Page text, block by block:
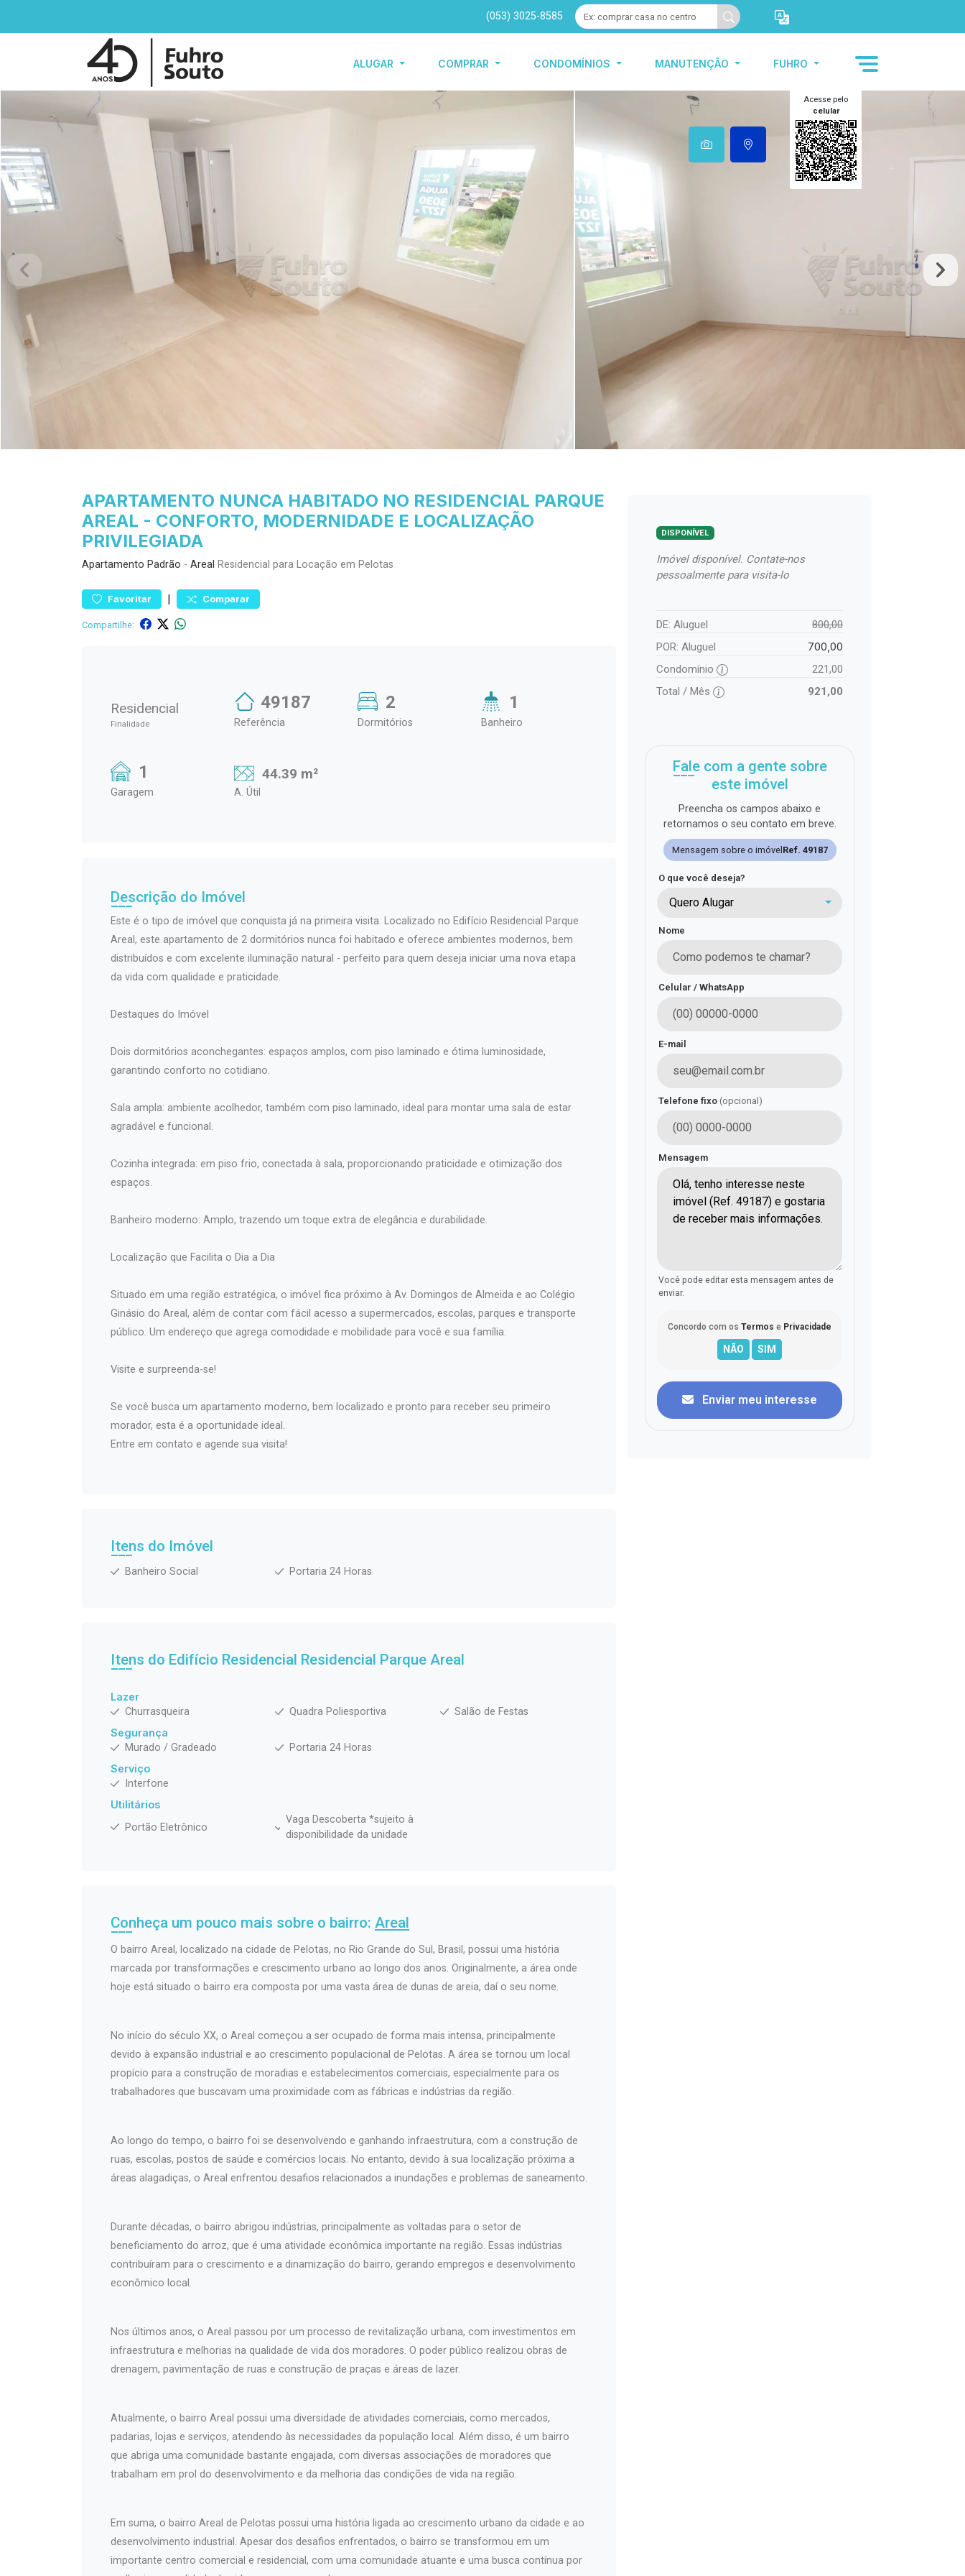
(053) 3025-8585
ALUGAR COMPRAR CONDOMÍNIOS MANUTENÇÃO FUHRO
Acesse pelo
celular
APARTAMENTO NUNCA HABITADO NO RESIDENCIAL PARQUE
AREAL - CONFORTO, MODERNIDADE E LOCALIZAÇÃO
PRIVILEGIADA
Apartamento Padrão - Areal Residencial para Locação em Pelotas
Favoritar | Comparar
Compartilhe:
Residencial
Finalidade
49187
Referência
2
Dormitórios
1
Banheiro
1
Garagem
44.39 m²
A. Útil
Descrição do Imóvel
Este é o tipo de imóvel que conquista já na primeira visita. Localizado no Edifício Residencial Parque
Areal, este apartamento de 2 dormitórios nunca foi habitado e oferece ambientes modernos, bem
distribuídos e com excelente iluminação natural - perfeito para quem deseja iniciar uma nova etapa
da vida com qualidade e praticidade.
Destaques do Imóvel
Dois dormitórios aconchegantes: espaços amplos, com piso laminado e ótima luminosidade,
garantindo conforto no cotidiano.
Sala ampla: ambiente acolhedor, também com piso laminado, ideal para montar uma sala de estar
agradável e funcional.
Cozinha integrada: em piso frio, conectada à sala, proporcionando praticidade e otimização dos
espaços.
Banheiro moderno: Amplo, trazendo um toque extra de elegância e durabilidade.
Localização que Facilita o Dia a Dia
Situado em uma região estratégica, o imóvel fica próximo à Av. Domingos de Almeida e ao Colégio
Ginásio do Areal, além de contar com fácil acesso a supermercados, escolas, parques e transporte
público. Um endereço que agrega comodidade e mobilidade para você e sua família.
Visite e surpreenda-se!
Se você busca um apartamento moderno, bem localizado e pronto para receber seu primeiro
morador, esta é a oportunidade ideal.
Entre em contato e agende sua visita!
Itens do Imóvel
Banheiro Social Portaria 24 Horas
Itens do Edifício Residencial Residencial Parque Areal
Lazer
Churrasqueira
Quadra Poliesportiva
Salão de Festas
Segurança
Murado / Gradeado
Portaria 24 Horas
Serviço
Interfone
Utilitários
Portão Eletrônico
Vaga Descoberta *sujeito à
disponibilidade da unidade
Conheça um pouco mais sobre o bairro: Areal
O bairro Areal, localizado na cidade de Pelotas, no Rio Grande do Sul, Brasil, possui uma história
marcada por transformações e crescimento urbano ao longo dos anos. Originalmente, a área onde
hoje está situado o bairro era composta por uma vasta área de dunas de areia, daí o seu nome.
No início do século XX, o Areal começou a ser ocupado de forma mais intensa, principalmente
devido à expansão industrial e ao crescimento populacional de Pelotas. A área se tornou um local
propício para a construção de moradias e estabelecimentos comerciais, especialmente para os
trabalhadores que buscavam uma proximidade com as fábricas e indústrias da região.
Ao longo do tempo, o bairro foi se desenvolvendo e ganhando infraestrutura, com a construção de
ruas, escolas, postos de saúde e comércios locais. No entanto, devido à sua localização próxima a
áreas alagadiças, o Areal enfrentou desafios relacionados a inundações e problemas de saneamento.
Durante décadas, o bairro abrigou indústrias, principalmente as voltadas para o setor de
beneficiamento do arroz, que é uma atividade econômica importante na região. Essas indústrias
contribuíram para o crescimento e a dinamização do bairro, gerando empregos e desenvolvimento
econômico local.
Nos últimos anos, o Areal passou por um processo de revitalização urbana, com investimentos em
infraestrutura e melhorias na qualidade de vida dos moradores. O poder público realizou obras de
drenagem, pavimentação de ruas e construção de praças e áreas de lazer.
Atualmente, o bairro Areal possui uma diversidade de atividades comerciais, como mercados,
padarias, lojas e serviços, atendendo às necessidades da população local. Além disso, é um bairro
que abriga uma comunidade bastante engajada, com diversas associações de moradores que
trabalham em prol do desenvolvimento e da melhoria das condições de vida na região.
Em suma, o bairro Areal de Pelotas possui uma história ligada ao crescimento urbano da cidade e ao
desenvolvimento industrial. Apesar dos desafios enfrentados, o bairro se transformou em um
importante centro comercial e residencial, com uma comunidade atuante e uma busca contínua por
DISPONÍVEL
Imóvel disponível. Contate-nos
pessoalmente para visita-lo
DE: Aluguel
800,00
POR: Aluguel
700,00
Condomínio
221,00
Total / Mês
921,00
Fale com a gente sobre
este imóvel
Preencha os campos abaixo e
retornamos o seu contato em breve.
Mensagem sobre o imóvel Ref. 49187
O que você deseja?
Quero Alugar
Nome
Celular / WhatsApp
E-mail
Telefone fixo (opcional)
Mensagem
Você pode editar esta mensagem antes de
enviar.
Concordo com os Termos e Privacidade
Enviar meu interesse